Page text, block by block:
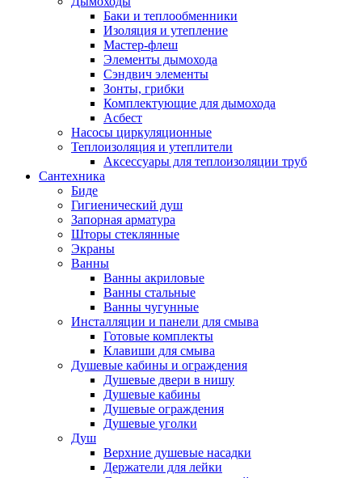
Баки и теплообменники
Изоляция и утепление
Мастер-флеш
Элементы дымохода
Сэндвич элементы
Зонты, грибки
Комплектующие для дымохода
Асбест
Насосы циркуляционные
Теплоизоляция и утеплители
Аксессуары для теплоизоляции труб
Сантехника
Биде
Гигиенический душ
Запорная арматура
Шторы стеклянные
Экраны
Ванны
Ванны акриловые
Ванны стальные
Ванны чугунные
Инсталляции и панели для смыва
Готовые комплекты
Клавиши для смыва
Душевые кабины и ограждения
Душевые двери в нишу
Душевые кабины
Душевые ограждения
Душевые уголки
Душ
Верхние душевые насадки
Держатели для лейки